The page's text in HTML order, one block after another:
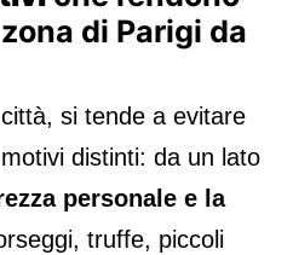
di Parigi da
si tende a evitare
distinti: da un lato
personale e la
truffe, piccoli